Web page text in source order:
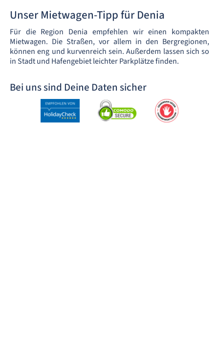
Unser Mietwagen-Tipp für Denia
Für die Region Denia empfehlen wir einen kompakten
Mietwagen. Die Straßen, vor allem in den Bergregionen,
können eng und kurvenreich sein. Außerdem lassen sich so
in Stadt und Hafengebiet leichter Parkplätze finden.
Bei uns sind Deine Daten sicher